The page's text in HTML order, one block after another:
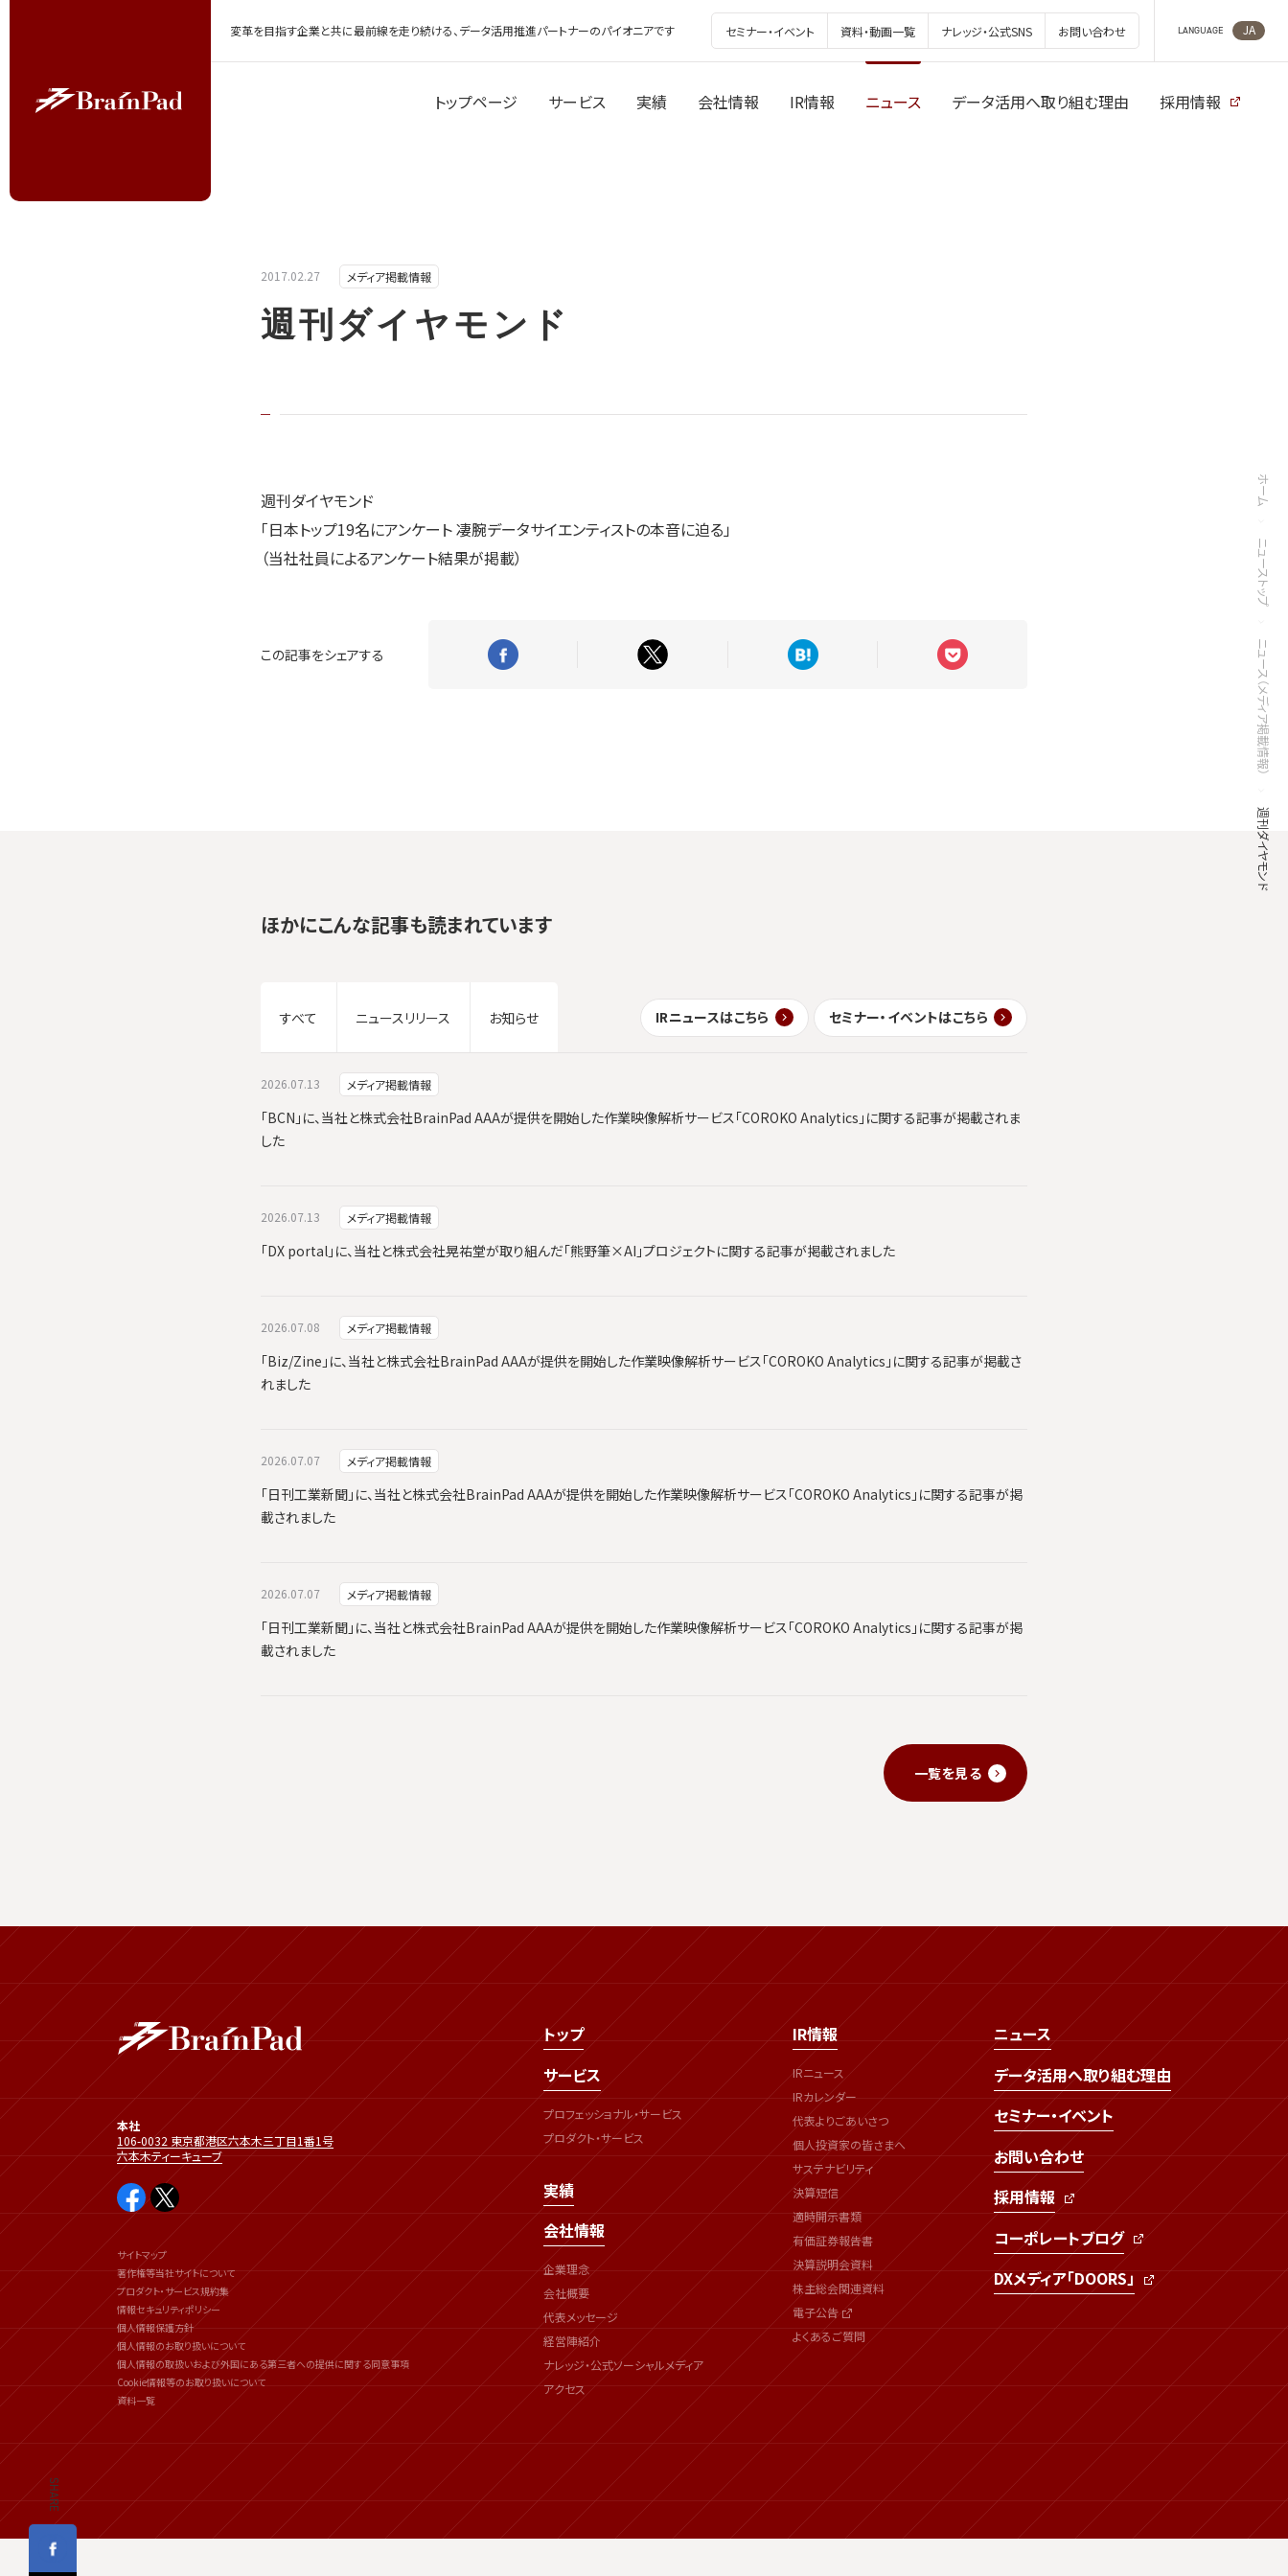
変革を目指す企業と共に最前線を走り続ける、データ活用推進パートナーのパイオニアです セミナー・イベント 資料・動画一覧 ナレッジ・公式SNS お問い合わせ LANGUAGE JA
トップページ サービス 実績 会社情報 IR情報 ニュース データ活用へ取り組む理由 採用情報
2017.02.27 メディア掲載情報
週刊ダイヤモンド
ホーム
ニューストップ
ニュース（メディア掲載情報）
週刊ダイヤモンド
週刊ダイヤモンド
「日本トップ19名にアンケート 凄腕データサイエンティストの本音に迫る」
（当社社員によるアンケート結果が掲載）
この記事をシェアする
SHARE
ほかにこんな記事も読まれています
すべて ニュースリリース お知らせ IRニュースはこちら セミナー・イベントはこちら
2026.07.13 メディア掲載情報
「BCN」に、当社と株式会社BrainPad AAAが提供を開始した作業映像解析サービス「COROKO Analytics」に関する記事が掲載されま
した
2026.07.13 メディア掲載情報
「DX portal」に、当社と株式会社晃祐堂が取り組んだ「熊野筆×AI」プロジェクトに関する記事が掲載されました
2026.07.08 メディア掲載情報
「Biz/Zine」に、当社と株式会社BrainPad AAAが提供を開始した作業映像解析サービス「COROKO Analytics」に関する記事が掲載さ
れました
2026.07.07 メディア掲載情報
「日刊工業新聞」に、当社と株式会社BrainPad AAAが提供を開始した作業映像解析サービス「COROKO Analytics」に関する記事が掲
載されました
2026.07.07 メディア掲載情報
「日刊工業新聞」に、当社と株式会社BrainPad AAAが提供を開始した作業映像解析サービス「COROKO Analytics」に関する記事が掲
載されました
一覧を見る
トップ
サービス
プロフェッショナル・サービス
プロダクト・サービス
実績
会社情報
企業理念
会社概要
代表メッセージ
経営陣紹介
ナレッジ・公式ソーシャルメディア
アクセス
IR情報
IRニュース
IRカレンダー
代表よりごあいさつ
個人投資家の皆さまへ
サステナビリティ
決算短信
適時開示書類
有価証券報告書
決算説明会資料
株主総会関連資料
電子公告
よくあるご質問
ニュース
データ活用へ取り組む理由
セミナー・イベント
お問い合わせ
採用情報
コーポレートブログ
DXメディア「DOORS」
本社
106-0032 東京都港区六本木三丁目1番1号
六本木ティーキューブ
サイトマップ
著作権等当社サイトについて
プロダクト・サービス規約集
情報セキュリティポリシー
個人情報保護方針
個人情報のお取り扱いについて
個人情報の取扱いおよび外国にある第三者への提供に関する同意事項
Cookie情報等のお取り扱いについて
資料一覧